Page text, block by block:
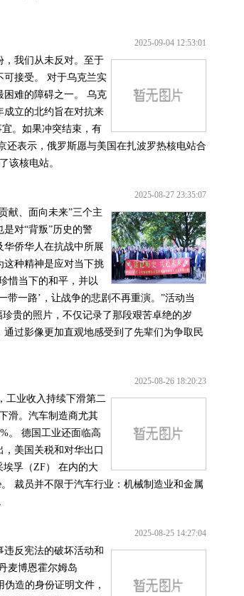
2025-09-04 12:53:01
，我们从未反对。至于
可接受。 对于乌克兰实
困难的障碍之一。 乌克
成立的北约旨在对抗来
。如果冲突结束，有
还表示，俄罗斯愿与美国在扎波罗热核电站合
该核电站。
2025-08-27 23:35:07
献、面向未来”三个主
对“背叛”历史的警
侨华人在抗战中所展
这种精神是应对当下挑
惜当下的和平，并以
一路’，让战争的悲剧不再重演。”活动当
贵的照片，不仅记录了那段艰苦卓绝的岁
过影像更加直观地感受到了先辈们为争取民
2025-08-26 18:20:23
工业收入持续下滑第二
滑。汽车制造商尤其
。 德国工业还面临高
美国关税和对华出口
孚（ZF） 在内的大
裁员并不限于汽车行业：机械制造业和金属
2025-08-25 14:27:04
反宪法的破坏活动和
麦博恩霍尔姆岛
造的身份证明文件，